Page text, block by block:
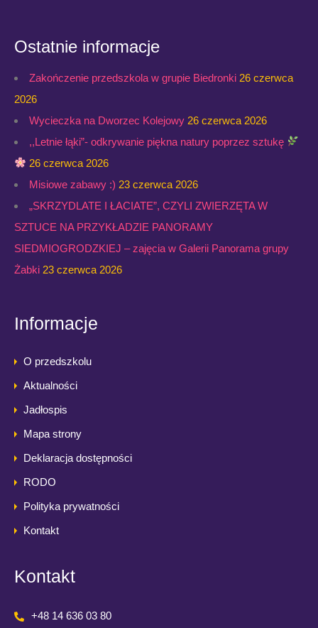
Ostatnie informacje
Zakończenie przedszkola w grupie Biedronki 26 czerwca
2026
Wycieczka na Dworzec Kolejowy 26 czerwca 2026
,,Letnie łąki”- odkrywanie piękna natury poprzez sztukę
26 czerwca 2026
Misiowe zabawy :) 23 czerwca 2026
„SKRZYDLATE I ŁACIATE”, CZYLI ZWIERZĘTA W
SZTUCE NA PRZYKŁADZIE PANORAMY
SIEDMIOGRODZKIEJ – zajęcia w Galerii Panorama grupy
Żabki 23 czerwca 2026
Informacje
O przedszkolu
Aktualności
Jadłospis
Mapa strony
Deklaracja dostępności
RODO
Polityka prywatności
Kontakt
Kontakt
+48 14 636 03 80